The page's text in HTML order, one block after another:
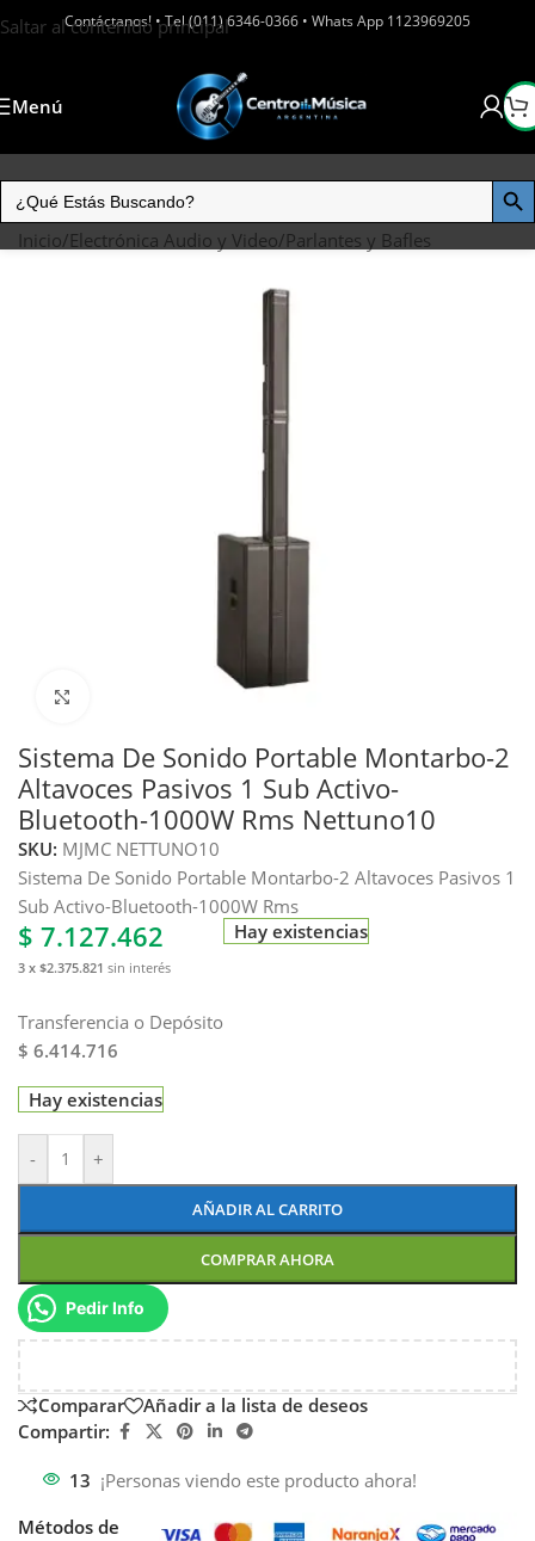
Saltar al contenido principal
Contáctanos! • Tel (011) 6346-0366 • Whats App 1123969205
Menú
Inicio/Electrónica Audio y Video/Parlantes y Bafles
Haga clic para ampliar
Sistema De Sonido Portable Montarbo-2
Altavoces Pasivos 1 Sub Activo-
Bluetooth-1000W Rms Nettuno10
SKU: MJMC NETTUNO10
Sistema De Sonido Portable Montarbo-2 Altavoces Pasivos 1
Sub Activo-Bluetooth-1000W Rms
$ 7.127.462
3 x $2.375.821 sin interés
Transferencia o Depósito
$ 6.414.716
Hay existencias
Hay existencias
- +
AÑADIR AL CARRITO
COMPRAR AHORA
Pedir Info
Comparar
Añadir a la lista de deseos
Compartir:
13 ¡Personas viendo este producto ahora!
Métodos de